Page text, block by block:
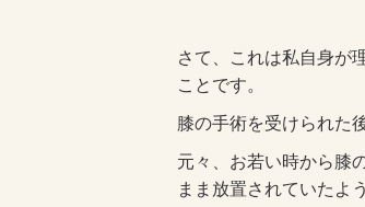
さて、これは私自身が
ことです。
膝の手術を受けられた
元々、お若い時から膝
まま放置されていたよ